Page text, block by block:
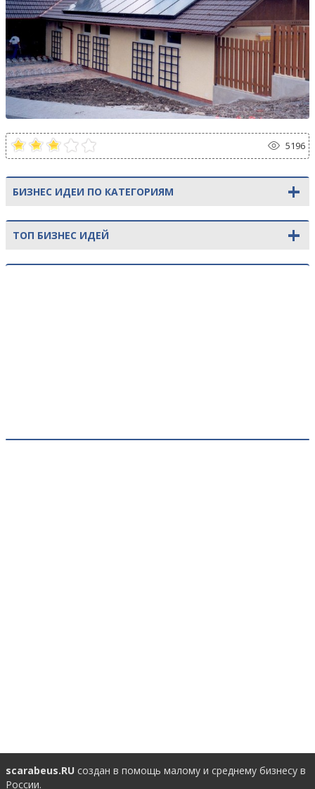
5196
БИЗНЕС ИДЕИ ПО КАТЕГОРИЯМ +
ТОП БИЗНЕС ИДЕЙ +
scarabeus.RU создан в помощь малому и среднему бизнесу в
России.